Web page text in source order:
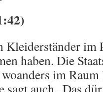
Kleiderständer im
haben. Die
im
sagt auch „Das